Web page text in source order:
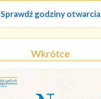
Sprawdź godziny otwarcia
Wkrótce